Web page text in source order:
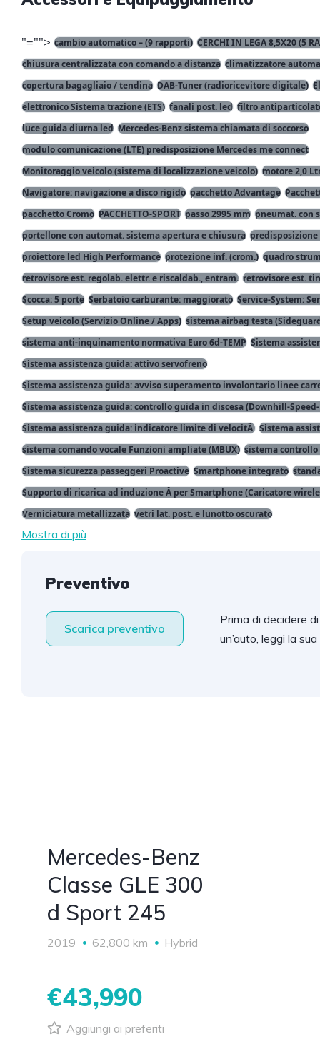
"=""> cambio automatico – (9 rapporti) CERCHI IN LEGA 8,5X20 (5
chiusura centralizzata con comando a distanza climatizzatore
copertura bagagliaio / tendina DAB-Tuner (radioricevitore digitale)
elettronico Sistema trazione (ETS) fanali post. led filtro
luce guida diurna led Mercedes-Benz sistema chiamata di soccorso
modulo comunicazione (LTE) predisposizione Mercedes me connect
Monitoraggio veicolo (sistema di localizzazione veicolo) motore 2,0
Navigatore: navigazione a disco rigido pacchetto Advantage
pacchetto Cromo PACCHETTO-SPORT passo 2995 mm pneumat. con
portellone con automat. sistema apertura e chiusura
proiettore led High Performance protezione inf. (crom.) quadro
retrovisore est. regolab. elettr. e riscaldab., entram. retrovisore est.
Scocca: 5 porte Serbatoio carburante: maggiorato Service-System:
Setup veicolo (Servizio Online / Apps) sistema airbag testa
sistema anti-inquinamento normativa Euro 6d-TEMP Sistema
Sistema assistenza guida: attivo servofreno
Sistema assistenza guida: avviso superamento involontario linee
Sistema assistenza guida: controllo guida in discesa (Downhill-
Sistema assistenza guida: indicatore limite di velocitÃ Sistema
sistema comando vocale Funzioni ampliate (MBUX) sistema
Sistema sicurezza passeggeri Proactive Smartphone integrato
Supporto di ricarica ad induzione Â per Smartphone (Caricatore
Verniciatura metallizzata vetri lat. post. e lunotto oscurato
Mostra di più
Preventivo
Scarica preventivo
Prima di decidere
un’auto, leggi la
Mercedes-Benz
Classe GLE 300
d Sport 245
2019 62,800 km Hybrid
€43,990
Aggiungi ai preferiti